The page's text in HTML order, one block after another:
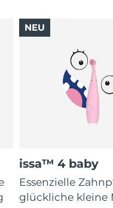
issa™ 4 baby
Essenzielle
glückliche kleine
NEU